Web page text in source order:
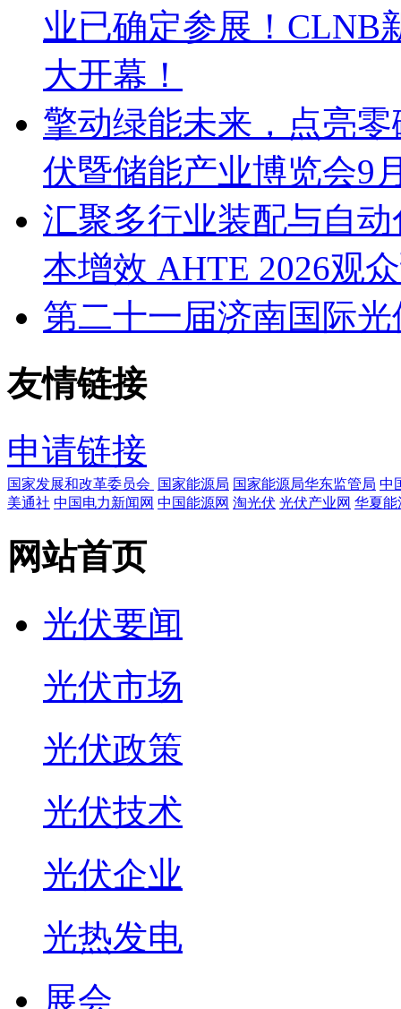
业已确定参展！CLNB
大开幕！
擎动绿能未来，点亮
伏暨储能产业博览会9
汇聚多行业装配与自
本增效 AHTE 2026观
第二十一届济南国际
友情链接
申请链接
国家发展和改革委员会 国家能源局 国家能源局华东监管局 中
美通社 中国电力新闻网 中国能源网 淘光伏 光伏产业网 华夏能
网站首页
光伏要闻
光伏市场
光伏政策
光伏技术
光伏企业
光热发电
展会